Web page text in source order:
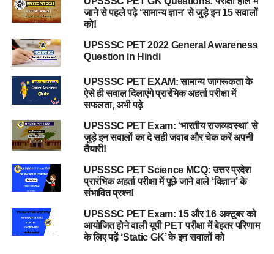
जाने से पहले पढ़े ‘सामान्य ज्ञान’ से जुड़े इन 15 सवालों
को!
UPSSSC PET 2022 General Awareness
Question in Hindi
UPSSSC PET EXAM: सामान्य जागरूकता के
ऐसे ही सवाल दिलाएंगे प्रारंभिक अहर्ता परीक्षा में
सफलता, अभी पढ़े
UPSSSC PET Exam: ‘भारतीय राजव्यवस्था’ से
जुड़े इन सवालों का दे सही जवाब और चेक करें अपनी
तैयारी!
UPSSSC PET Science MCQ: उत्तर प्रदेश
प्रारंभिक अहर्ता परीक्षा में पूछे जाने वाले ‘विज्ञान’ के
संभावित प्रश्न!
UPSSSC PET Exam: 15 और 16 अक्टूबर को
आयोजित होने वाली यूपी PET परीक्षा में बेहतर परिणाम
के लिए पढ़ें ‘Static GK’ के इन सवालों को